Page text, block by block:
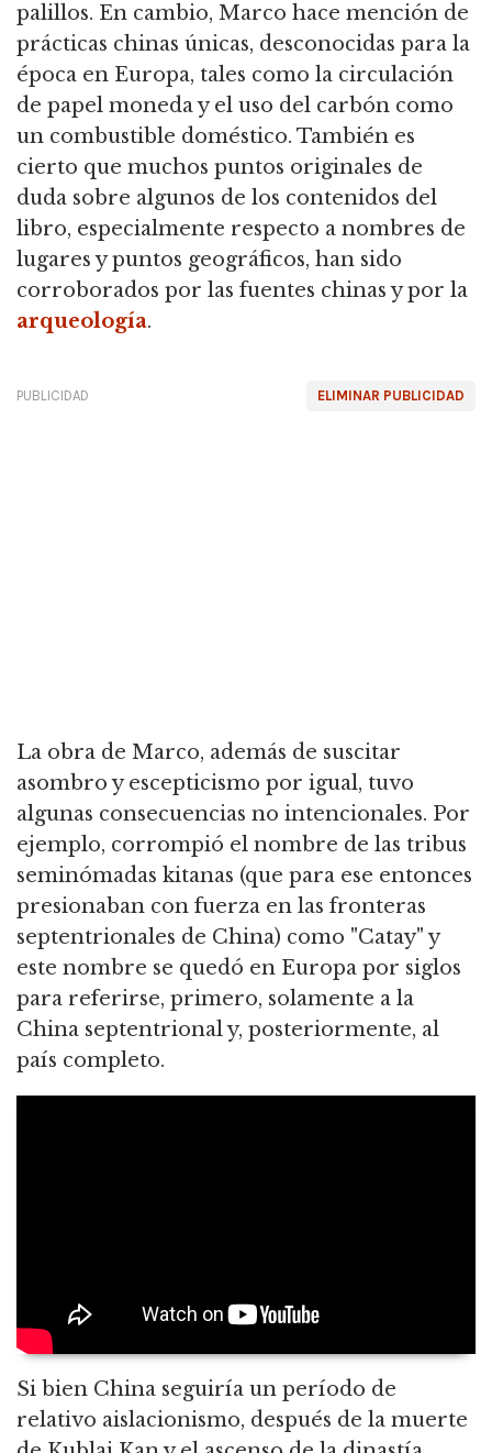
palillos. En cambio, Marco hace mención de
prácticas chinas únicas, desconocidas para la
época en Europa, tales como la circulación
de papel moneda y el uso del carbón como
un combustible doméstico. También es
cierto que muchos puntos originales de
duda sobre algunos de los contenidos del
libro, especialmente respecto a nombres de
lugares y puntos geográficos, han sido
corroborados por las fuentes chinas y por la
arqueología.
ELIMINAR PUBLICIDAD
PUBLICIDAD
La obra de Marco, además de suscitar
asombro y escepticismo por igual, tuvo
algunas consecuencias no intencionales. Por
ejemplo, corrompió el nombre de las tribus
seminómadas kitanas (que para ese entonces
presionaban con fuerza en las fronteras
septentrionales de China) como "Catay" y
este nombre se quedó en Europa por siglos
para referirse, primero, solamente a la
China septentrional y, posteriormente, al
país completo.
Si bien China seguiría un período de
relativo aislacionismo, después de la muerte